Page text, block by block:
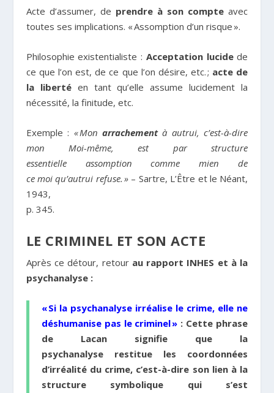
Acte d’assumer, de prendre à son compte avec
toutes ses implications. « Assomption d’un risque ».
Philosophie existentialiste : Acceptation lucidede
ce que l’on est, de ce que l’on désire, etc. ; acte de
la libertéen tant qu’elle assume lucidement la
nécessité, la finitude, etc.
Exemple : «Mon arrachementà autrui, c’est-à-dire
mon Moi-même, est par structure
essentielle assomption comme mien de
ce moi qu’autrui refuse. » – Sartre, L’Être et le Néant,
1943,
p. 345.
LE CRIMINEL ET SON ACTE
Après ce détour, retour au rapport INHES et à la
psychanalyse :
« Si la psychanalyse irréalise le crime, elle ne
déshumanise pas le criminel » : Cette phrase
de Lacan signifie que la
psychanalyse restitue les coordonnées
d’irréalité du crime, c’est-à-dire son lien à la
structure symbolique qui s’est